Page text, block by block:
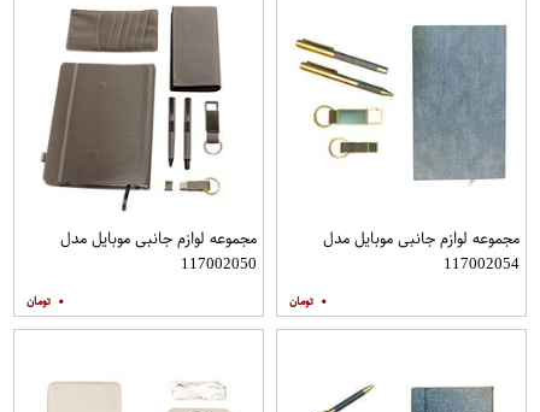
مجموعه لوازم جانبی موبایل مدل
117002054
۰
مجموعه لوازم جانبی موبایل مدل
117002050
۰